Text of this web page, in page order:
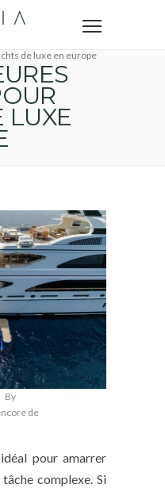
de luxe en europe
LUXE
By
de
pour amarrer
complexe. Si